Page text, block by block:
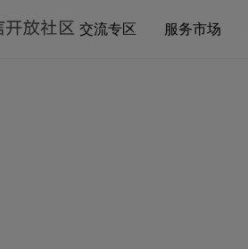
交流专区 服务市场